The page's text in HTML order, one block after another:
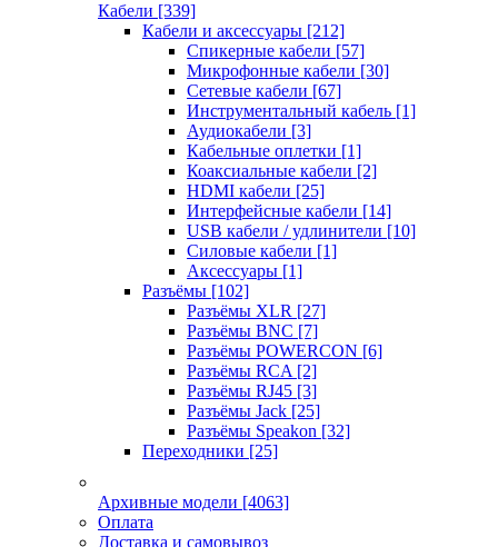
Кабели [339]
Кабели и аксессуары [212]
Спикерные кабели [57]
Микрофонные кабели [30]
Сетевые кабели [67]
Инструментальный кабель [1]
Аудиокабели [3]
Кабельные оплетки [1]
Коаксиальные кабели [2]
HDMI кабели [25]
Интерфейсные кабели [14]
USB кабели / удлинители [10]
Силовые кабели [1]
Аксессуары [1]
Разъёмы [102]
Разъёмы XLR [27]
Разъёмы BNC [7]
Разъёмы POWERCON [6]
Разъёмы RCA [2]
Разъёмы RJ45 [3]
Разъёмы Jack [25]
Разъёмы Speakon [32]
Переходники [25]
Архивные модели [4063]
Оплата
Доставка и самовывоз